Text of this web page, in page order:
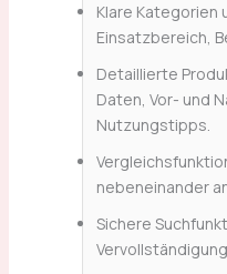
Klare Kategorien
Einsatzbereich,
Detaillierte
Daten, Vor- und
Nutzungstipps.
nebeneinander
Sichere